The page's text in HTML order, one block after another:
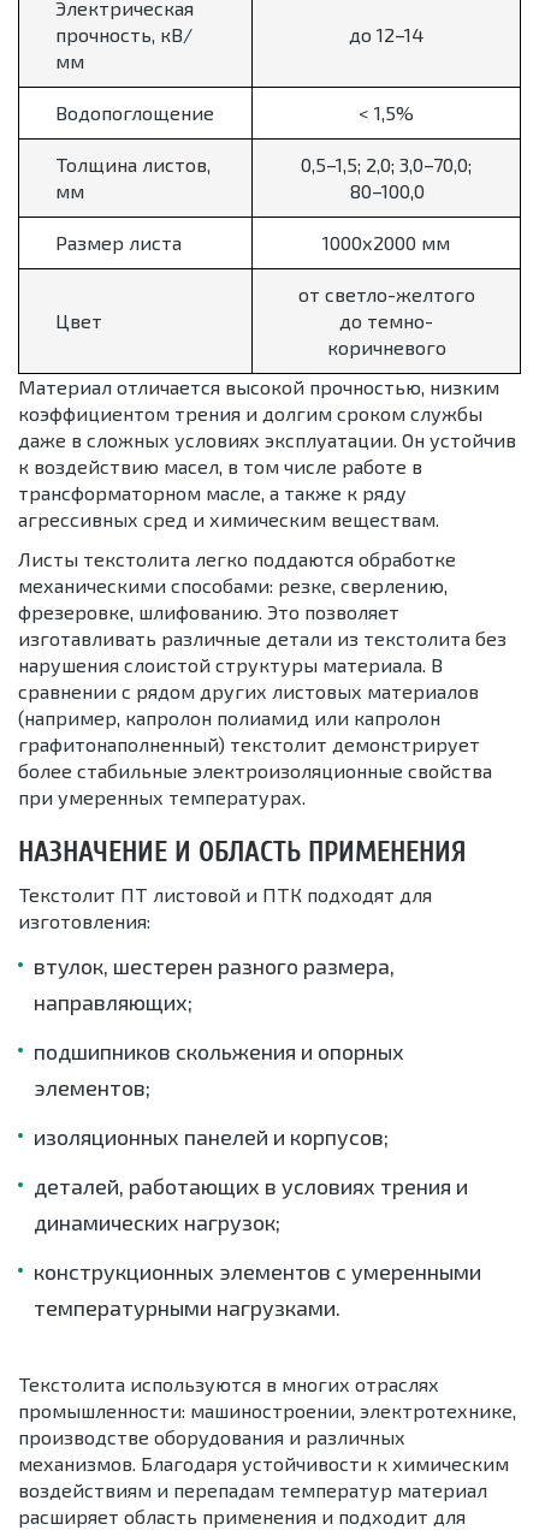
Электрическая
прочность, кВ/
мм
до 12–14
Водопоглощение < 1,5%
Толщина листов,
мм
0,5–1,5; 2,0; 3,0–70,0;
80–100,0
Размер листа 1000х2000 мм
Цвет
от светло-желтого
до темно-
коричневого
Материал отличается высокой прочностью, низким
коэффициентом трения и долгим сроком службы
даже в сложных условиях эксплуатации. Он устойчив
к воздействию масел, в том числе работе в
трансформаторном масле, а также к ряду
агрессивных сред и химическим веществам.
Листы текстолита легко поддаются обработке
механическими способами: резке, сверлению,
фрезеровке, шлифованию. Это позволяет
изготавливать различные детали из текстолита без
нарушения слоистой структуры материала. В
сравнении с рядом других листовых материалов
(например, капролон полиамид или капролон
графитонаполненный) текстолит демонстрирует
более стабильные электроизоляционные свойства
при умеренных температурах.
НАЗНАЧЕНИЕ И ОБЛАСТЬ ПРИМЕНЕНИЯ
Текстолит ПТ листовой и ПТК подходят для
изготовления:
втулок, шестерен разного размера,
направляющих;
подшипников скольжения и опорных
элементов;
изоляционных панелей и корпусов;
деталей, работающих в условиях трения и
динамических нагрузок;
конструкционных элементов с умеренными
температурными нагрузками.
Текстолита используются в многих отраслях
промышленности: машиностроении, электротехнике,
производстве оборудования и различных
механизмов. Благодаря устойчивости к химическим
воздействиям и перепадам температур материал
расширяет область применения и подходит для